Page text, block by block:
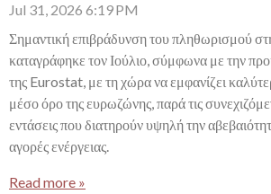
Jul 31, 2026 6:19 PM
Σημαντική επιβράδυνση του πληθωρισμού
καταγράφηκε τον Ιούλιο, σύμφωνα με την
της Eurostat, με τη χώρα να εμφανίζει
μέσο όρο της ευρωζώνης, παρά τις
εντάσεις που διατηρούν υψηλή την
αγορές ενέργειας.
Read more »